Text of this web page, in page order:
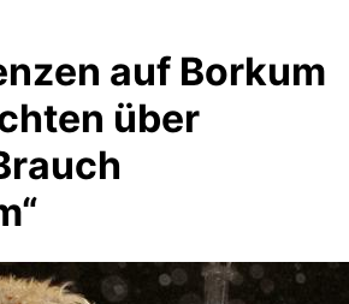
auf Borkum
über